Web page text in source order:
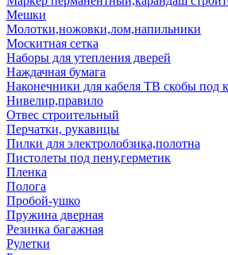
Мешки
Молотки,ножовки,лом,напильники
Москитная сетка
Наборы для утепления дверей
Наждачная бумага
Наконечники для кабеля ТВ скобы под
Нивелир,правило
Отвес строительный
Перчатки, рукавицы
Пилки для электролобзика,полотна
Пистолеты под пену,герметик
Пленка
Полога
Пробой-ушко
Пружина дверная
Резинка багажная
Рулетки